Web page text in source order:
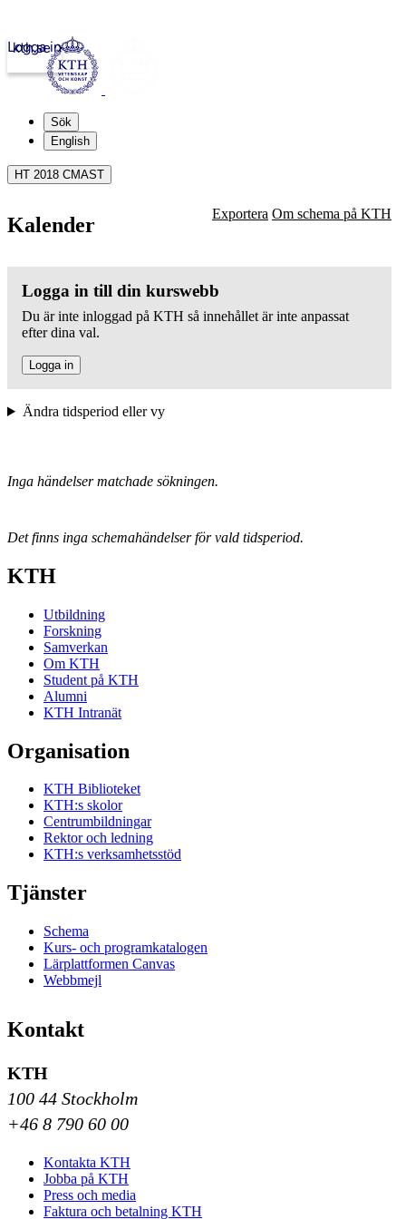
kth.se
Logga in
Sök
English
HT 2018 CMAST
Kalender Exportera Om schema på KTH
Logga in till din kurswebb
Du är inte inloggad på KTH så innehållet är inte anpassat
efter dina val.
Logga in
Ändra tidsperiod eller vy
Inga händelser matchade sökningen.
Det finns inga schemahändelser för vald tidsperiod.
KTH
Utbildning
Forskning
Samverkan
Om KTH
Student på KTH
Alumni
KTH Intranät
Organisation
KTH Biblioteket
KTH:s skolor
Centrumbildningar
Rektor och ledning
KTH:s verksamhetsstöd
Tjänster
Schema
Kurs- och programkatalogen
Lärplattformen Canvas
Webbmejl
Kontakt
KTH
100 44 Stockholm
+46 8 790 60 00
Kontakta KTH
Jobba på KTH
Press och media
Faktura och betalning KTH